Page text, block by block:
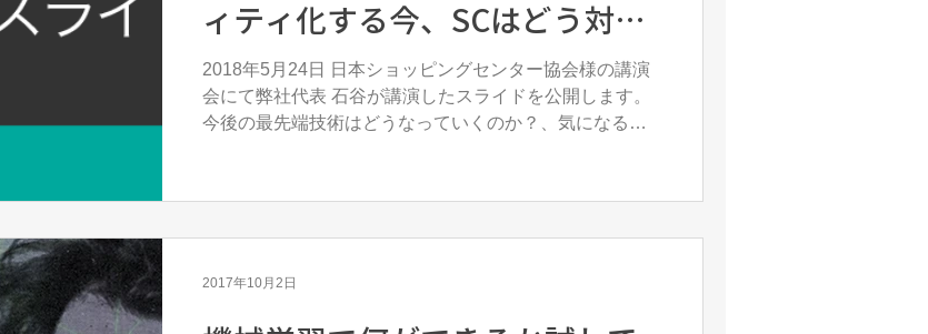
ィティ化する今、SCはどう対処
すべきか？～ 」のスライドを公
開！
2018年5月24日 日本ショッピングセンター協会様の講演
会にて弊社代表 石谷が講演したスライドを公開します。
今後の最先端技術はどうなっていくのか？、気になる方
2017年10月2日